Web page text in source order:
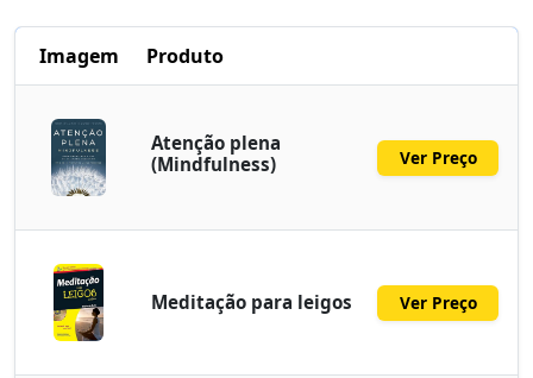
Imagem Produto
Atenção plena
(Mindfulness)
Ver Preço
Meditação para leigos Ver Preço